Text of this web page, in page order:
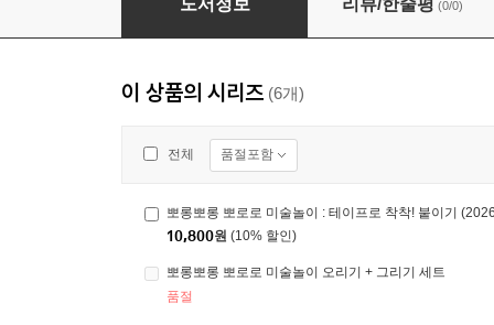
도서정보 리뷰/한줄평 (0/0)
이 상품의 시리즈 (6개)
전체 품절포함
뽀롱뽀롱 뽀로로 미술놀이 : 테이프로 착착! 붙이기
10,800원 (10% 할인)
뽀롱뽀롱 뽀로로 미술놀이 오리기 + 그리기 세트
품절